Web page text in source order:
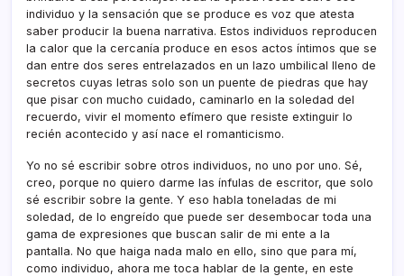
individuo y la sensación que se produce es voz que atesta
saber producir la buena narrativa. Estos individuos reproducen
la calor que la cercaní­a produce en esos actos í­ntimos que se
dan entre dos seres entrelazados en un lazo umbilical lleno de
secretos cuyas letras solo son un puente de piedras que hay
que pisar con mucho cuidado, caminarlo en la soledad del
recuerdo, vivir el momento efí­mero que resiste extinguir lo
recién acontecido y así­ nace el romanticismo.
Yo no sé escribir sobre otros individuos, no uno por uno. Sé,
creo, porque no quiero darme las í­nfulas de escritor, que solo
sé escribir sobre la gente. Y eso habla toneladas de mi
soledad, de lo engreí­do que puede ser desembocar toda una
gama de expresiones que buscan salir de mi ente a la
pantalla. No que haiga nada malo en ello, sino que para mí­,
como individuo, ahora me toca hablar de la gente, en este